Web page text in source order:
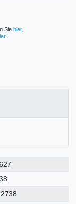
Sie hier.
.